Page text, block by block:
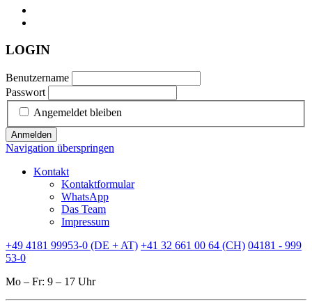
LOGIN
Benutzername
Passwort
Angemeldet bleiben
Anmelden
Navigation überspringen
Kontakt
Kontaktformular
WhatsApp
Das Team
Impressum
+49 4181 99953-0 (DE + AT) +41 32 661 00 64 (CH) 04181 - 999
53-0
Mo – Fr: 9 – 17 Uhr